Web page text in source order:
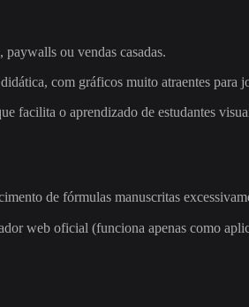
ou vendas casadas.
com gráficos muito atraentes para
facilita o aprendizado de estudantes
de fórmulas manuscritas
web oficial (funciona apenas como